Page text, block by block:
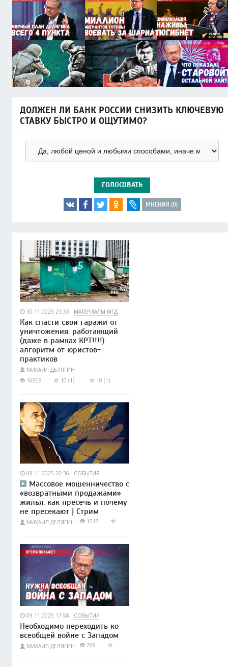
ДОЛЖЕН ЛИ БАНК РОССИИ СНИЗИТЬ КЛЮЧЕВУЮ
СТАВКУ БЫСТРО И ОЩУТИМО?
ГОЛОСОВАТЬ
МНЕНИЯ (0)
30.11.2025 21:33 МАТЕРИАЛЫ МГД
Как спасти свои гаражи от
уничтожения: работающий
(даже в рамках КРТ!!!!)
алгоритм от юристов-
практиков
МИХАИЛ ДЕЛЯГИН
16909
10 (1) 10 (1)
09.11.2025 20:36 СОБЫТИЯ
Массовое мошенничество с
«возвратными продажами»
жилья: как пресечь и почему
не пресекают | Стрим
МИХАИЛ ДЕЛЯГИН 1517
09.11.2025 17:58 СОБЫТИЯ
Необходимо переходить ко
всеобщей войне с Западом
МИХАИЛ ДЕЛЯГИН 768